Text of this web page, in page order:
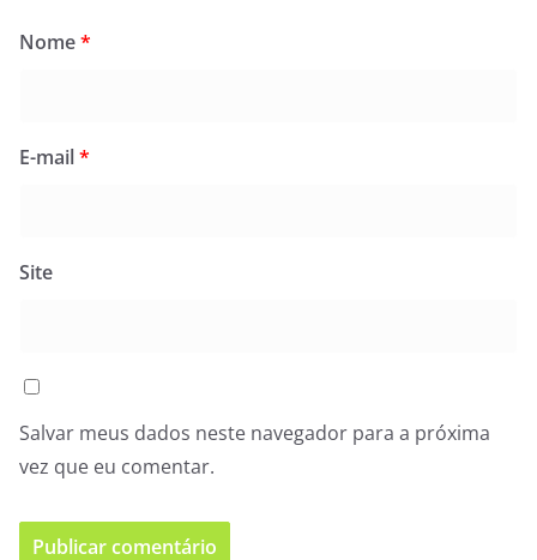
Nome*
E-mail*
Site
Salvar meus dados neste navegador para a próxima
vez que eu comentar.